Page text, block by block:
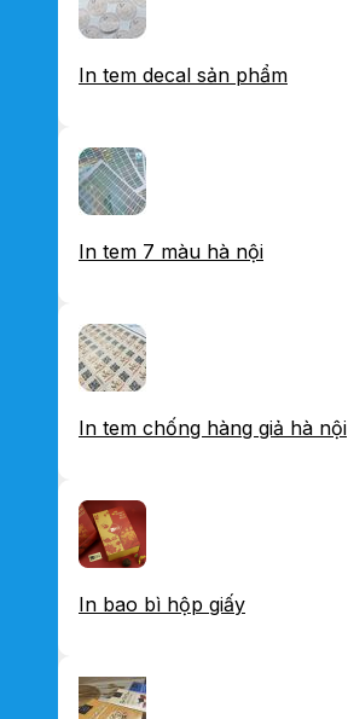
In tem decal sản phẩm
In tem 7 màu hà nội
In tem chống hàng giả hà nội
In bao bì hộp giấy